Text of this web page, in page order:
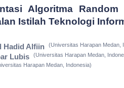
Algoritma
Istilah Teknologi
Hadid Alfiin (Universitas Harapan Medan,
Lubis (Universitas Harapan Medan,
Harapan Medan, Indonesia)